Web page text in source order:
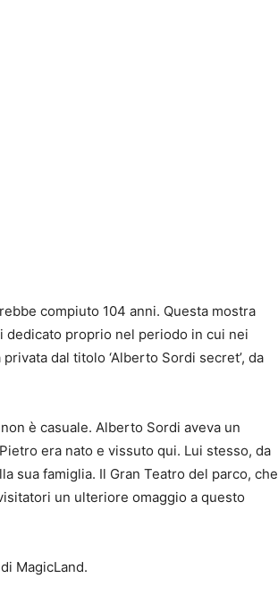
compiuto 104 anni. Questa mostra
dedicato proprio nel periodo in cui nei
dal titolo ‘Alberto Sordi secret’, da
è casuale. Alberto Sordi aveva un
era nato e vissuto qui. Lui stesso, da
sua famiglia. Il Gran Teatro del parco, che
un ulteriore omaggio a questo
MagicLand.